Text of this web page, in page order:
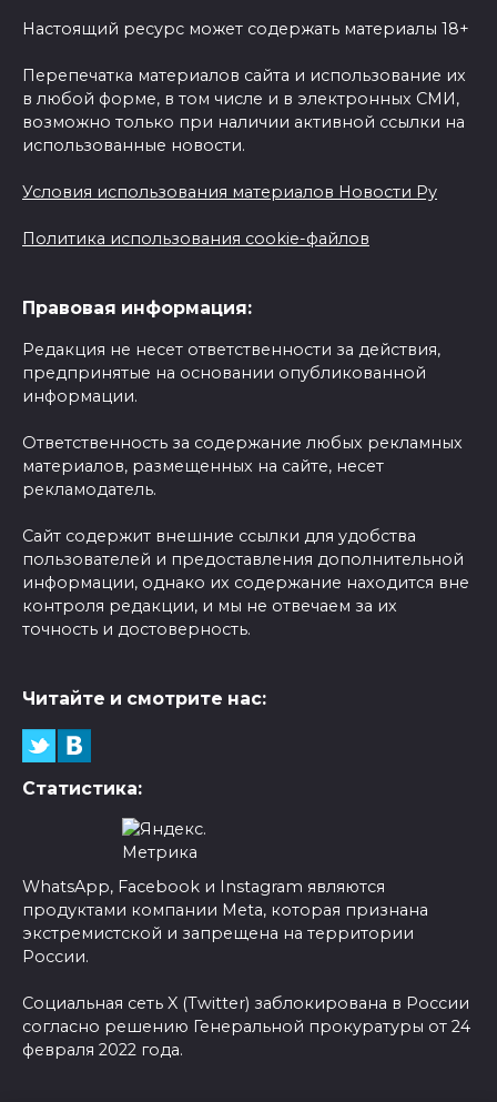
Настоящий ресурс может содержать материалы 18+
Перепечатка материалов сайта и использование их
в любой форме, в том числе и в электронных СМИ,
возможно только при наличии активной ссылки на
использованные новости.
Условия использования материалов Новости Ру
Политика использования cookie-файлов
Правовая информация:
Редакция не несет ответственности за действия,
предпринятые на основании опубликованной
информации.
Ответственность за содержание любых рекламных
материалов, размещенных на сайте, несет
рекламодатель.
Сайт содержит внешние ссылки для удобства
пользователей и предоставления дополнительной
информации, однако их содержание находится вне
контроля редакции, и мы не отвечаем за их
точность и достоверность.
Читайте и смотрите нас:
Статистика:
WhatsApp, Facebook и Instagram являются
продуктами компании Meta, которая признана
экстремистской и запрещена на территории
России.
Социальная сеть X (Twitter) заблокирована в России
согласно решению Генеральной прокуратуры от 24
февраля 2022 года.